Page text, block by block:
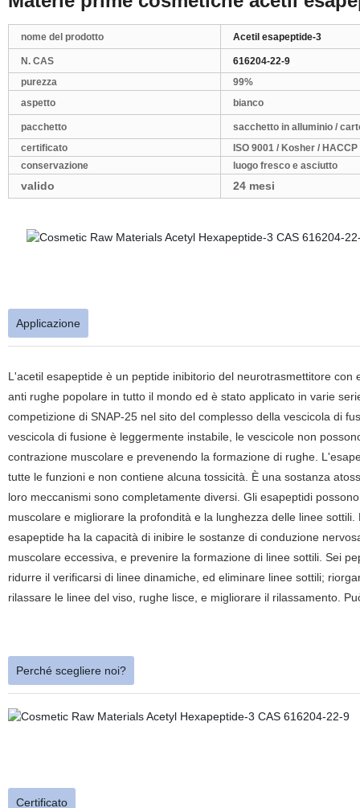
nome del prodotto Acetil esapeptide-3
N. CAS
616204-22-9
purezza
99%
aspetto
bianco
pacchetto
sacchetto in alluminio /
certificato
ISO 9001 / Kosher /
conservazione
luogo fresco e asciutto
valido 24 mesi
Applicazione
L'acetil esapeptide è un peptide inibitorio del neurotrasmettitore
anti rughe popolare in tutto il mondo ed è stato applicato in varie
competizione di SNAP-25 nel sito del complesso della vescicola di
vescicola di fusione è leggermente instabile, le vescicole non
contrazione muscolare e prevenendo la formazione di rughe.
tutte le funzioni e non contiene alcuna tossicità. È una sostanza
loro meccanismi sono completamente diversi. Gli esapeptidi
muscolare e migliorare la profondità e la lunghezza delle linee
esapeptide ha la capacità di inibire le sostanze di conduzione
muscolare eccessiva, e prevenire la formazione di linee sottili. Sei
ridurre il verificarsi di linee dinamiche, ed eliminare linee sottili;
rilassare le linee del viso, rughe lisce, e migliorare il rilassamento.
Perché scegliere noi?
Certificato